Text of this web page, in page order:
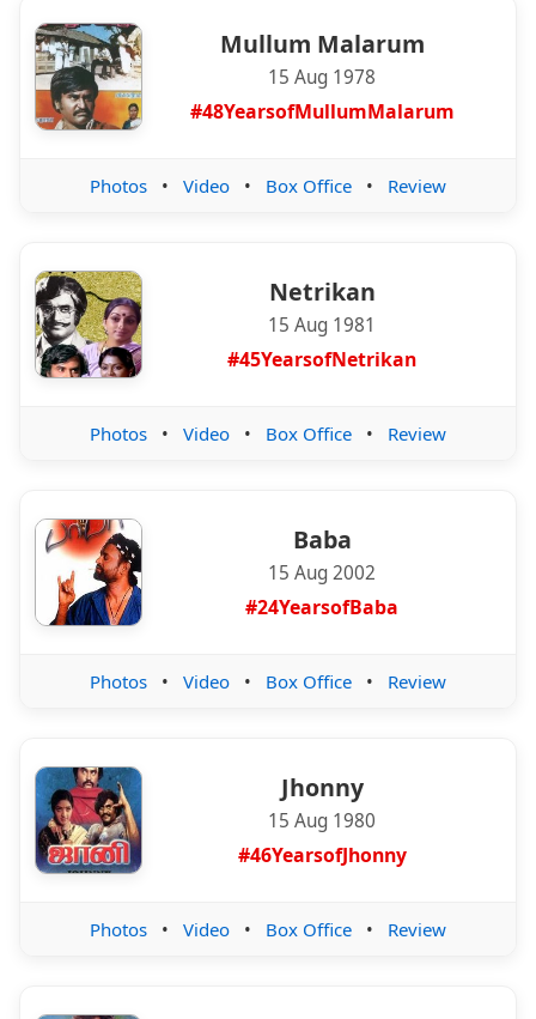
Mullum Malarum
15 Aug 1978
#48YearsofMullumMalarum
Photos • Video • Box Office • Review
Netrikan
15 Aug 1981
#45YearsofNetrikan
Photos • Video • Box Office • Review
Baba
15 Aug 2002
#24YearsofBaba
Photos • Video • Box Office • Review
Jhonny
15 Aug 1980
#46YearsofJhonny
Photos • Video • Box Office • Review